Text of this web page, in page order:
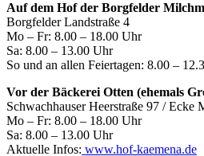
Auf dem Hof der Borgfelder
Borgfelder Landstraße 4
Mo – Fr: 8.00 – 18.00 Uhr
Sa: 8.00 – 13.00 Uhr
So und an allen Feiertagen: 8.00 –
Vor der Bäckerei Otten (ehemals
Schwachhauser Heerstraße 97 / Ecke
Mo – Fr: 8.00 – 18.00 Uhr
Sa: 8.00 – 13.00 Uhr
Aktuelle Infos: www.hof-kaemena.de